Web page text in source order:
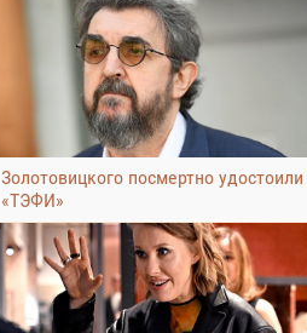
Золотовицкого посмертно удостоили
«ТЭФИ»